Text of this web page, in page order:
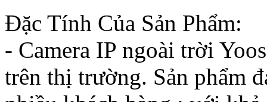
Đặc Tính Của Sản Phẩm:
- Camera IP ngoài trời
trên thị trường. Sản phẩm